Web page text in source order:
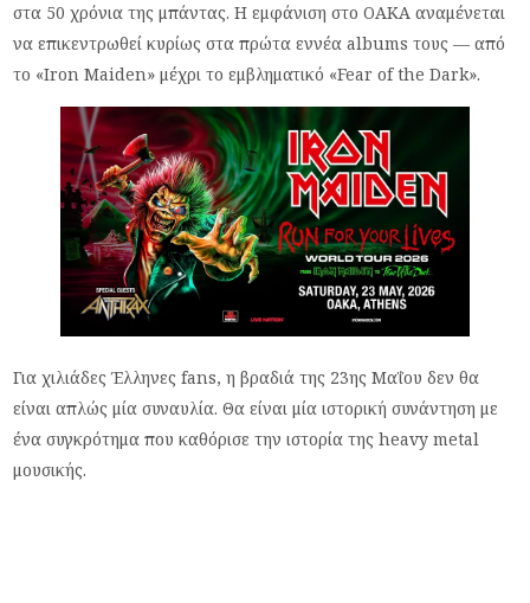
στα 50 χρόνια της μπάντας. Η εμφάνιση στο ΟΑΚΑ αναμένεται
να επικεντρωθεί κυρίως στα πρώτα εννέα albums τους — από
το «Iron Maiden» μέχρι το εμβληματικό «Fear of the Dark».
Για χιλιάδες Έλληνες fans, η βραδιά της 23ης Μαΐου δεν θα
είναι απλώς μία συναυλία. Θα είναι μία ιστορική συνάντηση με
ένα συγκρότημα που καθόρισε την ιστορία της heavy metal
μουσικής.